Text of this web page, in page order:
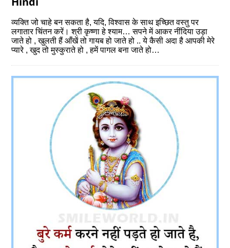
व्‍यक्ति जो चाहे बन सकता है, यदि, विश्‍वास के साथ इच्छित वस्‍तु पर
लगातार चिंतन करें। श्री कृष्‍णा हे श्याम… सपने में आकर नींदिया उड़ा
जाते हो , खुलती हैं आँखें तो गायब हो जाते हो .. ये कैसी अदा है आपकी मेरे
प्यारे , खुद तो मुस्कुराते हो , हमें पागल बना जाते हो…